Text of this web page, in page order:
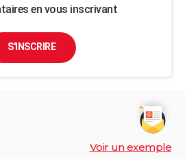
en vous inscrivant
S'INSCRIRE
Voir un exemple